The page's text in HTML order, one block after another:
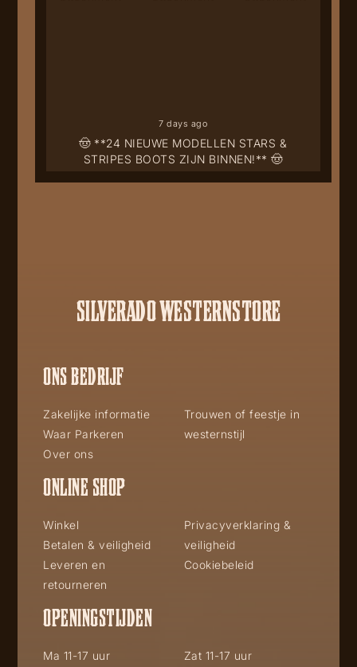
🤠 **24 NIEUWE MODELLEN STARS &
STRIPES BOOTS ZIJN BINNEN!** 🤠
7 days ago
SILVERADO WESTERNSTORE
ONS BEDRIJF
Zakelijke informatie
Waar Parkeren
Over ons
Trouwen of feestje in
westernstijl
ONLINE SHOP
Winkel
Betalen & veiligheid
Leveren en
retourneren
Privacyverklaring &
veiligheid
Cookiebeleid
OPENINGSTIJDEN
Ma 11-17 uur
Zat 11-17 uur